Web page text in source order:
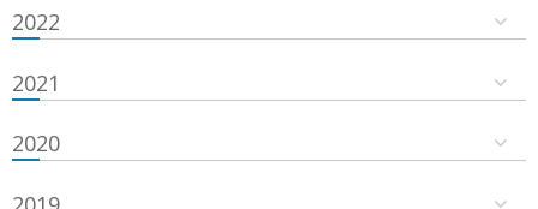
2022
2021
2020